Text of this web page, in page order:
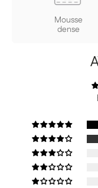
Mousse
dense